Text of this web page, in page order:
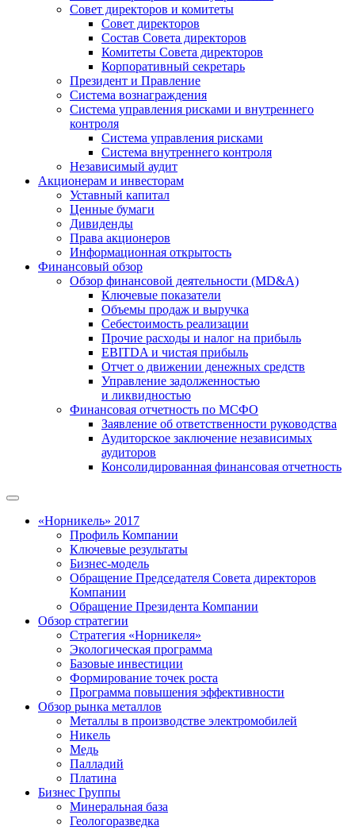
Совет директоров и комитеты
Совет директоров
Состав Совета директоров
Комитеты Совета директоров
Корпоративный секретарь
Президент и Правление
Система вознаграждения
Система управления рисками и внутреннего
контроля
Система управления рисками
Система внутреннего контроля
Независимый аудит
Акционерам и инвесторам
Уставный капитал
Ценные бумаги
Дивиденды
Права акционеров
Информационная открытость
Финансовый обзор
Обзор финансовой деятельности (MD&A)
Ключевые показатели
Объемы продаж и выручка
Себестоимость реализации
Прочие расходы и налог на прибыль
EBITDA и чистая прибыль
Отчет о движении денежных средств
Управление задолженностью
и ликвидностью
Финансовая отчетность по МСФО
Заявление об ответственности руководства
Аудиторское заключение независимых
аудиторов
Консолидированная финансовая отчетность
«Норникель» 2017
Профиль Компании
Ключевые результаты
Бизнес-модель
Обращение Председателя Совета директоров
Компании
Обращение Президента Компании
Обзор стратегии
Стратегия «Норникеля»
Экологическая программа
Базовые инвестиции
Формирование точек роста
Программа повышения эффективности
Обзор рынка металлов
Металлы в производстве электромобилей
Никель
Медь
Палладий
Платина
Бизнес Группы
Минеральная база
Геологоразведка